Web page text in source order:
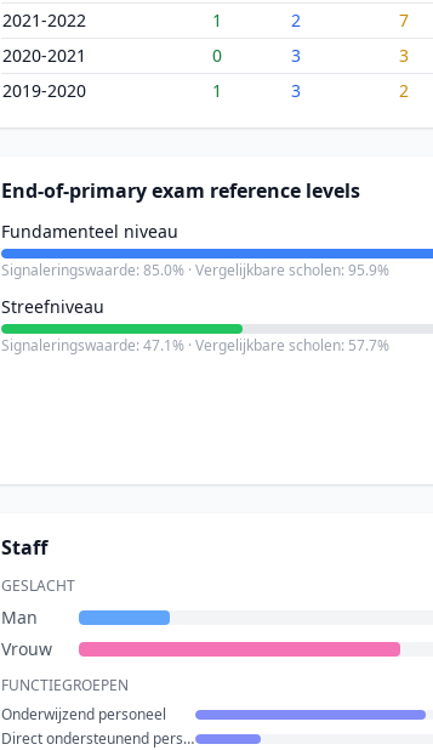
2021-2022
1 2 7
2020-2021
0 3 3
2019-2020
1 3 2
End-of-primary exam reference levels
Fundamenteel niveau
Signaleringswaarde: 85.0% · Vergelijkbare scholen: 95.9%
Streefniveau
Signaleringswaarde: 47.1% · Vergelijkbare scholen: 57.7%
Staff
GESLACHT
Man
Vrouw
FUNCTIEGROEPEN
Onderwijzend personeel
Direct ondersteunend personeel